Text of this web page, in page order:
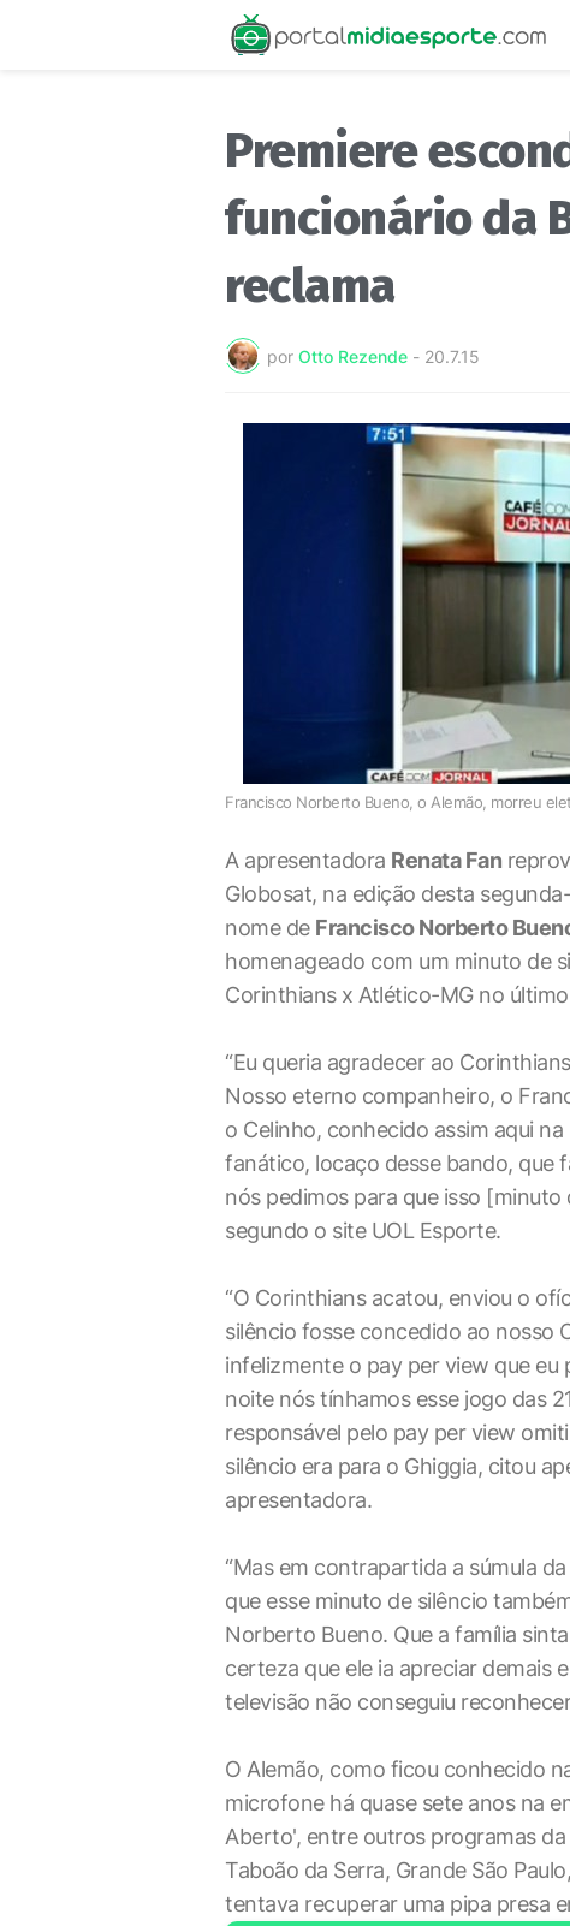
Premiere
funcionário da
reclama
por Otto Rezende - 20.7.15
Francisco Norberto Bueno, o Alemão, morreu
A apresentadora Renata Fan
Globosat, na edição desta
nome de Francisco Norberto
homenageado com um minuto de
Corinthians x Atlético-MG no
“Eu queria agradecer ao
Nosso eterno companheiro, o
o Celinho, conhecido assim aqui
fanático, locaço desse bando, que
nós pedimos para que isso [minuto
segundo o site UOL Esporte.
“O Corinthians acatou, enviou o
silêncio fosse concedido ao nosso
infelizmente o pay per view que eu
noite nós tínhamos esse jogo das
responsável pelo pay per view
silêncio era para o Ghiggia, citou
apresentadora.
“Mas em contrapartida a súmula
que esse minuto de silêncio
Norberto Bueno. Que a família
certeza que ele ia apreciar demais
televisão não conseguiu
O Alemão, como ficou conhecido
microfone há quase sete anos na
Aberto', entre outros programas
Taboão da Serra, Grande São
tentava recuperar uma pipa presa